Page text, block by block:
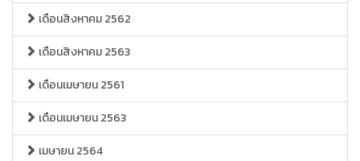
เดือนสิงหาคม 2562
เดือนสิงหาคม 2563
เดือนเมษายน 2561
เดือนเมษายน 2563
เมษายน 2564